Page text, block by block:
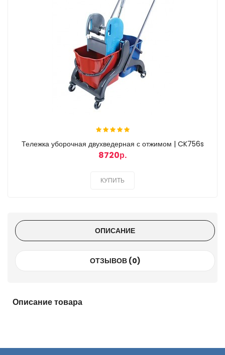
Тележка уборочная двухведерная с отжимом | CK756s
8720р.
КУПИТЬ
ОПИСАНИЕ
ОТЗЫВОВ (0)
Описание товара